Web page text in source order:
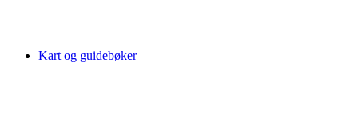
Kart og guidebøker